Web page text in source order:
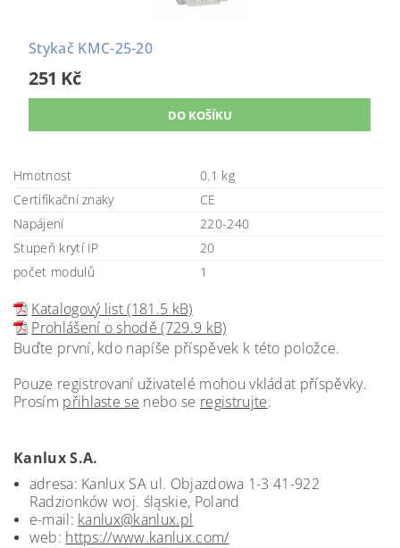
Stykač KMC-25-20
251 Kč
Hmotnost
0.1 kg
Certifikační znaky
CE
Napájení
220-240
Stupeň krytí IP
20
počet modulů
1
Katalogový list (181.5 kB)
Prohlášení o shodě (729.9 kB)
Buďte první, kdo napíše příspěvek k této položce.
Pouze registrovaní uživatelé mohou vkládat příspěvky.
Prosím přihlaste se nebo se registrujte.
Kanlux S.A.
adresa: Kanlux SA ul. Objazdowa 1-3 41-922
Radzionków woj. śląskie, Poland
e-mail: kanlux@kanlux.pl
web: https://www.kanlux.com/